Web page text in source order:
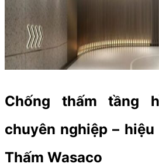
Chống thấm tầng
chuyên nghiệp –
Thấm Wasaco